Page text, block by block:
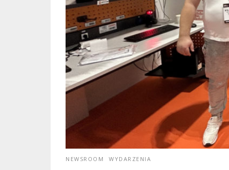
NEWSROOM WYDARZENIA